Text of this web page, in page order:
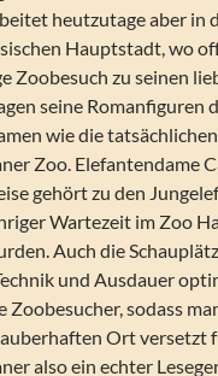
heutzutage aber in
Hauptstadt, wo
Zoobesuch zu seinen
seine Romanfiguren
wie die
Zoo. Elefantendame
gehört zu den
Wartezeit im Zoo
Auch die
und Ausdauer
Zoobesucher, sodass
Ort versetzt
also ein echter